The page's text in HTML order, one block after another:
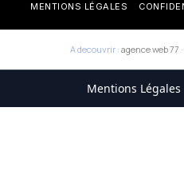
MENTIONS LÉGALES
A decouvrir : agence web 77 ·
Mentions Légales